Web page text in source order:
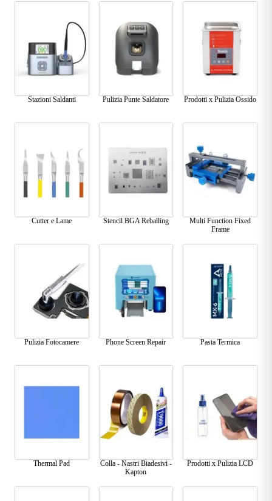
Stazioni Saldanti Pulizia Punte Saldatore Prodotti x Pulizia Ossido
Cutter e Lame Stencil BGA Reballing
Multi Function Fixed
Frame
Pulizia Fotocamere Phone Screen Repair Pasta Termica
Thermal Pad
Colla - Nastri Biadesivi -
Kapton
Prodotti x Pulizia LCD